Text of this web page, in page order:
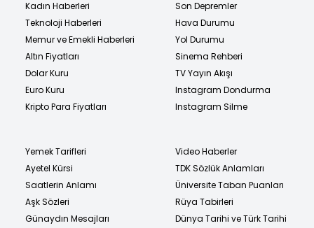
Kadın Haberleri
Teknoloji Haberleri
Memur ve Emekli Haberleri
Altın Fiyatları
Dolar Kuru
Euro Kuru
Kripto Para Fiyatları
Son Depremler
Hava Durumu
Yol Durumu
Sinema Rehberi
TV Yayın Akışı
Instagram Dondurma
Instagram Silme
Yemek Tarifleri
Ayetel Kürsi
Saatlerin Anlamı
Aşk Sözleri
Günaydın Mesajları
Video Haberler
TDK Sözlük Anlamları
Üniversite Taban Puanları
Rüya Tabirleri
Dünya Tarihi ve Türk Tarihi